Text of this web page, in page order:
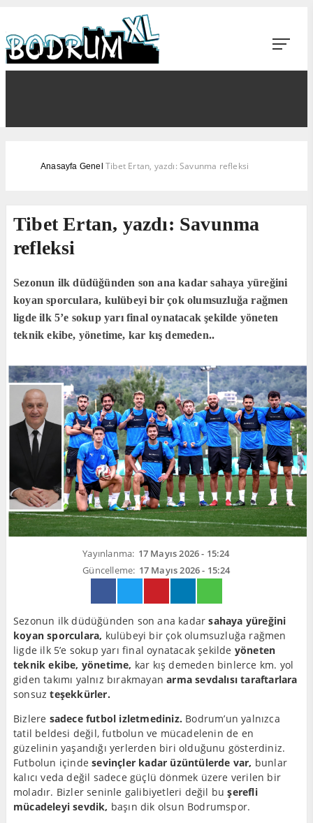
Anasayfa Genel Tibet Ertan, yazdı: Savunma refleksi
Tibet Ertan, yazdı: Savunma
refleksi
Sezonun ilk düdüğünden son ana kadar sahaya yüreğini
koyan sporculara, kulübeyi bir çok olumsuzluğa rağmen
ligde ilk 5’e sokup yarı final oynatacak şekilde yöneten
teknik ekibe, yönetime, kar kış demeden..
Yayınlanma: 17 Mayıs 2026 - 15:24
Güncelleme: 17 Mayıs 2026 - 15:24
Sezonun ilk düdüğünden son ana kadarsahaya yüreğini
koyan sporculara, kulübeyi bir çok olumsuzluğa rağmen
ligde ilk 5’e sokup yarı final oynatacak şekilde yöneten
teknik ekibe, yönetime, kar kış demeden binlerce km. yol
giden takımı yalnız bırakmayanarma sevdalısı taraftarlara
sonsuzteşekkürler.
Bizlere sadece futbol izletmediniz. Bodrum’un yalnızca
tatil beldesi değil, futbolun ve mücadelenin de en
güzelinin yaşandığı yerlerden biri olduğunu gösterdiniz.
Futbolun içindesevinçler kadar üzüntülerde var, bunlar
kalıcı veda değil sadece güçlü dönmek üzere verilen bir
moladır. Bizler seninle galibiyetleri değil buşerefli
mücadeleyi sevdik, başın dik olsun Bodrumspor.